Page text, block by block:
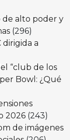
de alto poder y
(296)
dirigida a
“club de los
Bowl: ¿Qué
2026 (243)
de imágenes